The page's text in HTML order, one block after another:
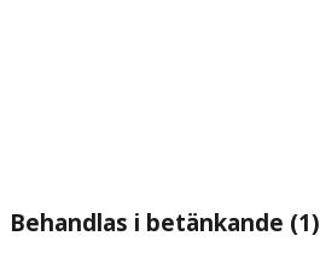
Behandlas i betänkande (1)